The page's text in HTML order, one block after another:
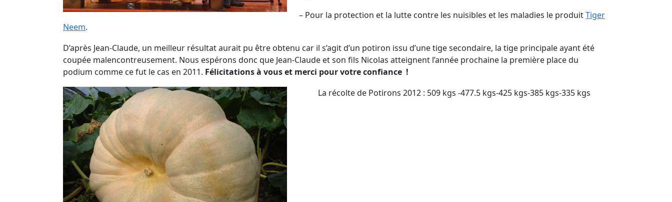
– Pour la protection et la lutte contre les nuisibles et les maladies le produitTiger
Neem.
D’après Jean-Claude, un meilleur résultat aurait pu être obtenu car il s’agit d’un potiron issu d’une tige secondaire, la tige principale ayant été
coupée malencontreusement. Nous espérons donc que Jean-Claude et son fils Nicolas atteignent l’année prochaine la première place du
podium comme ce fut le cas en 2011. Félicitations à vous et merci pour votre confiance !
La récolte de Potirons 2012 : 509 kgs -477.5 kgs-425 kgs-385 kgs-335 kgs